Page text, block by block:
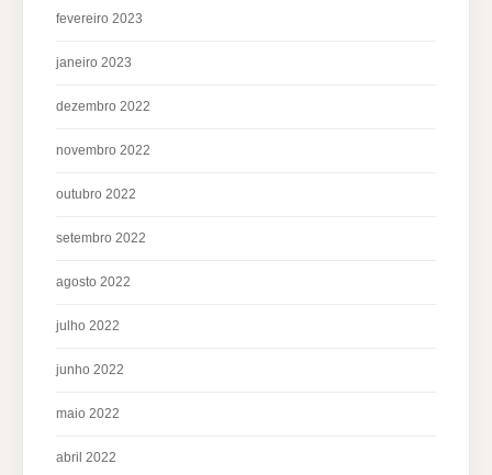
fevereiro 2023
janeiro 2023
dezembro 2022
novembro 2022
outubro 2022
setembro 2022
agosto 2022
julho 2022
junho 2022
maio 2022
abril 2022